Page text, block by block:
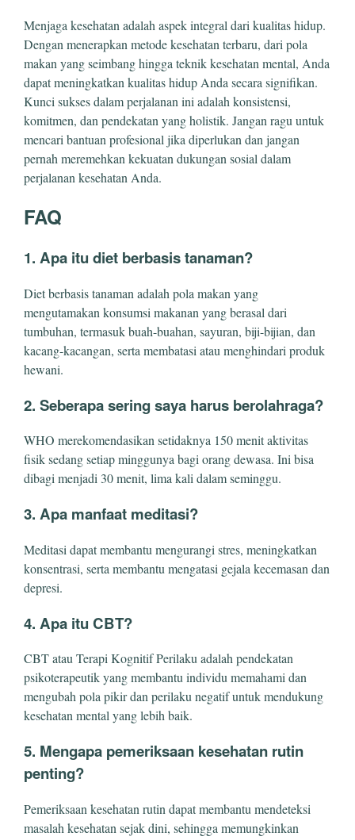
Menjaga kesehatan adalah aspek integral dari kualitas hidup.
Dengan menerapkan metode kesehatan terbaru, dari pola
makan yang seimbang hingga teknik kesehatan mental, Anda
dapat meningkatkan kualitas hidup Anda secara signifikan.
Kunci sukses dalam perjalanan ini adalah konsistensi,
komitmen, dan pendekatan yang holistik. Jangan ragu untuk
mencari bantuan profesional jika diperlukan dan jangan
pernah meremehkan kekuatan dukungan sosial dalam
perjalanan kesehatan Anda.
FAQ
1. Apa itu diet berbasis tanaman?
Diet berbasis tanaman adalah pola makan yang
mengutamakan konsumsi makanan yang berasal dari
tumbuhan, termasuk buah-buahan, sayuran, biji-bijian, dan
kacang-kacangan, serta membatasi atau menghindari produk
hewani.
2. Seberapa sering saya harus berolahraga?
WHO merekomendasikan setidaknya 150 menit aktivitas
fisik sedang setiap minggunya bagi orang dewasa. Ini bisa
dibagi menjadi 30 menit, lima kali dalam seminggu.
3. Apa manfaat meditasi?
Meditasi dapat membantu mengurangi stres, meningkatkan
konsentrasi, serta membantu mengatasi gejala kecemasan dan
depresi.
4. Apa itu CBT?
CBT atau Terapi Kognitif Perilaku adalah pendekatan
psikoterapeutik yang membantu individu memahami dan
mengubah pola pikir dan perilaku negatif untuk mendukung
kesehatan mental yang lebih baik.
5. Mengapa pemeriksaan kesehatan rutin
penting?
Pemeriksaan kesehatan rutin dapat membantu mendeteksi
masalah kesehatan sejak dini, sehingga memungkinkan